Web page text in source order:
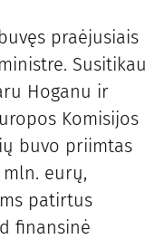
praėjusiais
Susitikau
Hoganu ir
Komisijos
buvo priimtas
eurų,
patirtus
finansinė